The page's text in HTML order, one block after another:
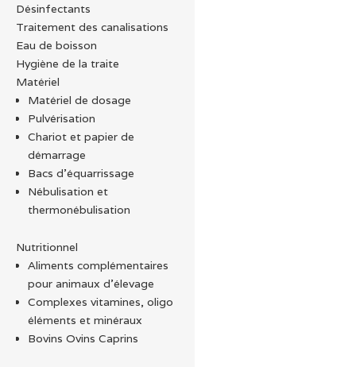
Désinfectants
Traitement des canalisations
Eau de boisson
Hygiène de la traite
Matériel
Matériel de dosage
Pulvérisation
Chariot et papier de
démarrage
Bacs d'équarrissage
Nébulisation et
thermonébulisation
Nutritionnel
Aliments complémentaires
pour animaux d'élevage
Complexes vitamines, oligo
éléments et minéraux
Bovins Ovins Caprins